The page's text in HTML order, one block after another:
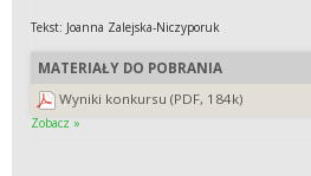
Tekst: Joanna Zalejska-Niczyporuk
MATERIAŁY DO POBRANIA
Wyniki konkursu (PDF, 184k)
Zobacz »